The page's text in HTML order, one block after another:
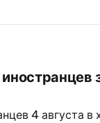
4 августа в